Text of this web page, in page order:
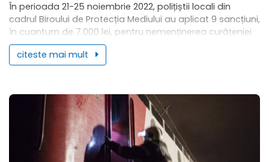
În perioada 21-25 noiembrie 2022, polițiștii locali din
cadrul Biroului de Protecția Mediului au aplicat 9 sancțiuni,
în cuantum de 7.000 lei, pentru nemenținerea curățeniei
pe trotuarele, respectiv zonele adiacente...
citeste mai mult